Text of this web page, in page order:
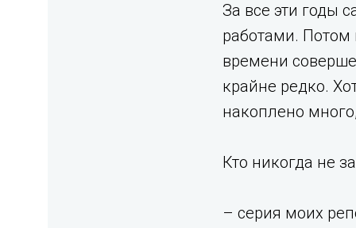
За все эти годы
работами. Потом
времени
крайне редко.
накоплено
Кто никогда не
– серия моих